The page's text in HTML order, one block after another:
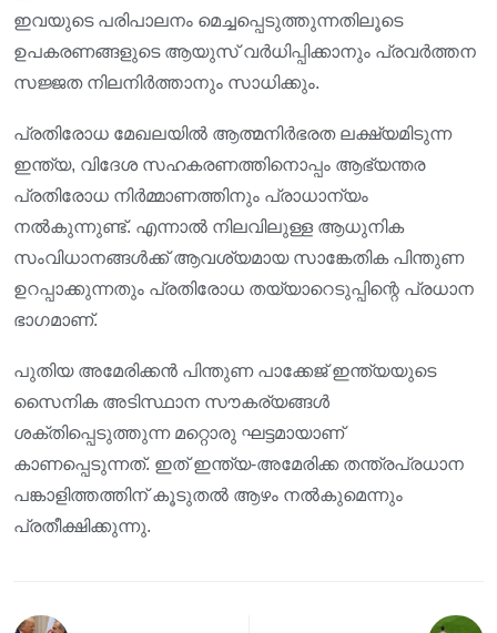
ഇവയുടെ പരിപാലനം മെച്ചപ്പെടുത്തുന്നതിലൂടെ
ഉപകരണങ്ങളുടെ ആയുസ് വർധിപ്പിക്കാനും പ്രവർത്തന
സജ്ജത നിലനിർത്താനും സാധിക്കും.
പ്രതിരോധ മേഖലയിൽ ആത്മനിർഭരത ലക്ഷ്യമിടുന്ന
ഇന്ത്യ, വിദേശ സഹകരണത്തിനൊപ്പം ആഭ്യന്തര
പ്രതിരോധ നിർമ്മാണത്തിനും പ്രാധാന്യം
നൽകുന്നുണ്ട്. എന്നാൽ നിലവിലുള്ള ആധുനിക
സംവിധാനങ്ങൾക്ക് ആവശ്യമായ സാങ്കേതിക പിന്തുണ
ഉറപ്പാക്കുന്നതും പ്രതിരോധ തയ്യാറെടുപ്പിന്റെ പ്രധാന
ഭാഗമാണ്.
പുതിയ അമേരിക്കൻ പിന്തുണ പാക്കേജ് ഇന്ത്യയുടെ
സൈനിക അടിസ്ഥാന സൗകര്യങ്ങൾ
ശക്തിപ്പെടുത്തുന്ന മറ്റൊരു ഘട്ടമായാണ്
കാണപ്പെടുന്നത്. ഇത് ഇന്ത്യ-അമേരിക്ക തന്ത്രപ്രധാന
പങ്കാളിത്തത്തിന് കൂടുതൽ ആഴം നൽകുമെന്നും
പ്രതീക്ഷിക്കുന്നു.